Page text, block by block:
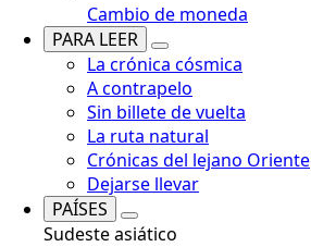
Cambio de moneda
PARA LEER
La crónica cósmica
A contrapelo
Sin billete de vuelta
La ruta natural
Crónicas del lejano Oriente
Dejarse llevar
PAÍSES
Sudeste asiático